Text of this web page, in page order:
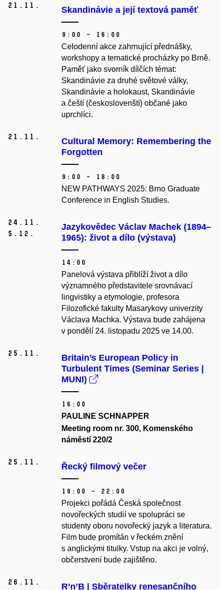
21. 11. Skandinávie a její textová paměť
9:00 – 16:00
Celodenní akce zahrnující přednášky,
workshopy a tematické procházky po Brně.
Paměť jako svorník dílčích témat:
Skandinávie za druhé světové války,
Skandinávie a holokaust, Skandinávie
a čeští (českoslovenští) občané jako
uprchlíci.
21. 11.
Cultural Memory: Remembering the
Forgotten
9:00 – 18:00
NEW PATHWAYS 2025: Brno Graduate
Conference in English Studies.
24. 11.
5. 12.
Jazykovědec Václav Machek (1894–
1965): život a dílo (výstava)
14:00
Panelová výstava přiblíží život a dílo
významného představitele srovnávací
lingvistiky a etymologie, profesora
Filozofické fakulty Masarykovy univerzity
Václava Machka. Výstava bude zahájena
v pondělí 24. listopadu 2025 ve 14.00.
25. 11.
Britain’s European Policy in
Turbulent Times (Seminar Series |
MUNI)
16:00
PAULINE SCHNAPPER
Meeting room nr. 300, Komenského
náměstí 220/2
25. 11. Řecký filmový večer
19:00 – 22:00
Projekci pořádá Česká společnost
novořeckých studií ve spolupráci se
studenty oboru novořecký jazyk a literatura.
Film bude promítán v řeckém znění
s anglickými titulky. Vstup na akci je volný,
občerstvení bude zajištěno.
26. 11. R’n’B | Sběratelky renesančního